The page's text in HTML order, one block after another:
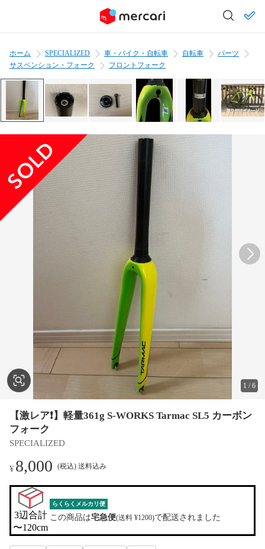
ホーム SPECIALIZED 車・バイク・自転車 自転車
パーツ
サスペンション・フォーク
フロントフォーク
1 /6
【激レア❗️】軽量361g S-WORKS Tarmac SL5 カーボン
フォーク
SPECIALIZED
¥8,000 (税込) 送料込み
3辺合計
〜120cm
らくらくメルカリ便
この商品は宅急便(送料 ¥1200)で配送されました